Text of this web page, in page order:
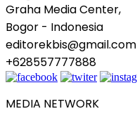
Graha Media Center,
Bogor - Indonesia
editorekbis@gmail.com
+628557777888
MEDIA NETWORK